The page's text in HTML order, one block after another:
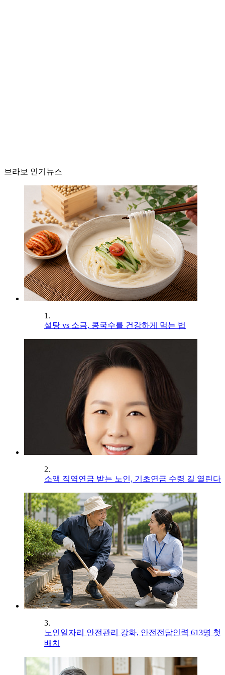
브라보 인기뉴스
1.
설탕 vs 소금, 콩국수를 건강하게 먹는 법
2.
소액 직역연금 받는 노인, 기초연금 수령 길 열린다
3.
노인일자리 안전관리 강화, 안전전담인력 613명 첫
배치